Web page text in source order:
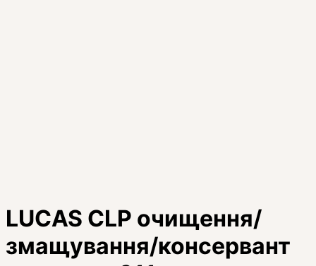
LUCAS CLP очищення/
змащування/консервант